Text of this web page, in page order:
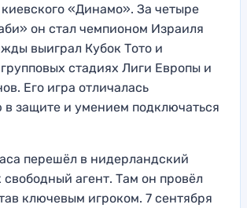
«Динамо». За четыре
он стал чемпионом Израиля
выиграл Кубок Тото и
стадиях Лиги Европы и
Его игра отличалась
защите и умением подключаться
перешёл в нидерландский
агент. Там он провёл
ключевым игроком. 7 сентября